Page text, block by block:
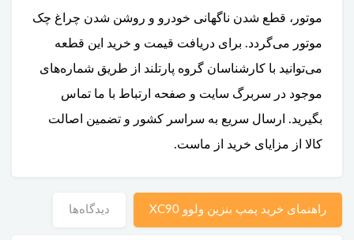
موتور، قطع شدن ناگهانی خودرو و روشن شدن چراغ چک
موتور می‌گردد. برای دریافت قیمت و خرید این قطعه
می‌توانید با کارشناسان گروه پارتلند از طریق شماره‌های
موجود در سربرگ سایت و صفحه ارتباط با ما تماس
بگیرید. ارسال سریع به سراسر کشور و تضمین اصالت
کالا از مزایای خرید از ماست.
راهنمای خرید پمپ بنزین ولوو XC90 دیدگاه‌ها